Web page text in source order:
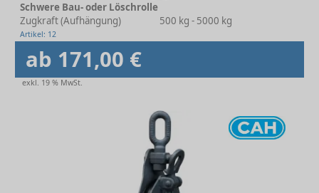
Schwere Bau- oder Löschrolle
Zugkraft (Aufhängung)
500 kg - 5000 kg
Artikel: 12
ab 171,00 €
exkl. 19 % MwSt.